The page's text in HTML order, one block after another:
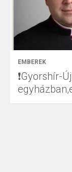
EMBEREK
❗Gyorshír-